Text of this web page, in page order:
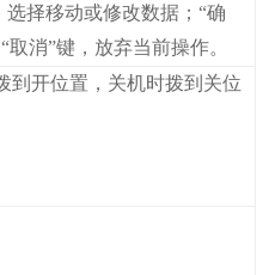
择移动或修改数据；“确
消”键，放弃当前操作。
到开位置，关机时拨到关位